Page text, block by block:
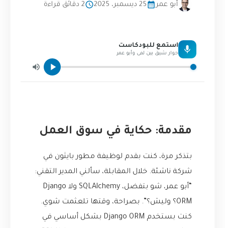
أبو عمر 25 ديسمبر، 2025 2 دقائق قراءة
استمع للبودكاست
حوار شيق بين لمى وأبو عمر
مقدمة: حكاية في سوق العمل
بتذكر مرة، كنت بقدم لوظيفة مطور بايثون في
شركة ناشئة. خلال المقابلة، سألني المدير التقني:
“أبو عمر، شو بتفضل، SQLAlchemy ولا Django
ORM؟ وليش؟”. بصراحة، وقتها تلعثمت شوي.
كنت بستخدم Django ORM بشكل أساسي في